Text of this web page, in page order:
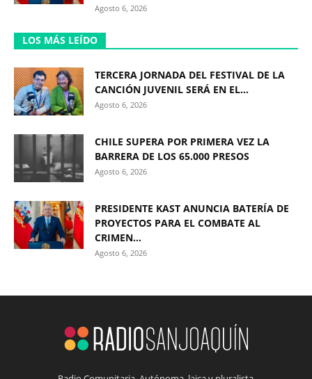
Agosto 6, 2026
LOS MÁS LEÍDO
TERCERA JORNADA DEL FESTIVAL DE LA
CANCIÓN JUVENIL SERÁ EN EL...
Agosto 6, 2026
CHILE SUPERA POR PRIMERA VEZ LA
BARRERA DE LOS 65.000 PRESOS
Agosto 6, 2026
PRESIDENTE KAST ANUNCIA BATERÍA DE
PROYECTOS PARA EL COMBATE AL
CRIMEN...
Agosto 6, 2026